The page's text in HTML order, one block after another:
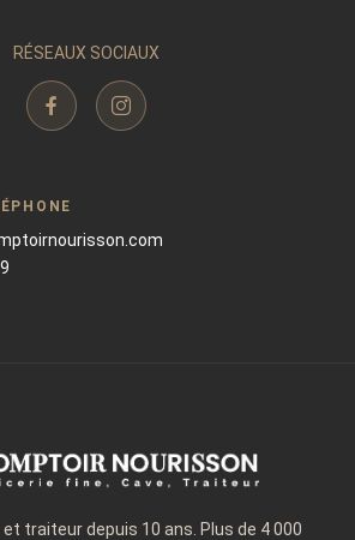
RÉSEAUX SOCIAUX
traiteur depuis 10 ans. Plus de 4 000